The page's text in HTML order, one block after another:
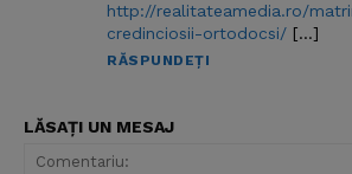
http://realitateamedia.ro/
credinciosii-ortodocsi/ […]
RĂSPUNDEȚI
LĂSAȚI UN MESAJ